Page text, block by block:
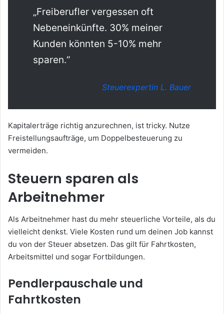
„Freiberufler vergessen oft
Nebeneinkünfte. 30% meiner
Kunden könnten 5-10% mehr
sparen.“
Steuerexpertin L. Bauer
Kapitalerträge richtig anzurechnen, ist tricky. Nutze
Freistellungsaufträge, um Doppelbesteuerung zu
vermeiden.
Steuern sparen als
Arbeitnehmer
Als Arbeitnehmer hast du mehr steuerliche Vorteile, als du
vielleicht denkst. Viele Kosten rund um deinen Job kannst
du von der Steuer absetzen. Das gilt für Fahrtkosten,
Arbeitsmittel und sogar Fortbildungen.
Pendlerpauschale und
Fahrtkosten